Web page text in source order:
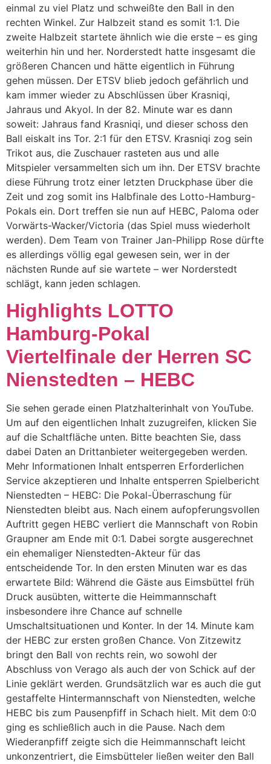
einmal zu viel Platz und schweißte den Ball in den
rechten Winkel. Zur Halbzeit stand es somit 1:1. Die
zweite Halbzeit startete ähnlich wie die erste – es ging
weiterhin hin und her. Norderstedt hatte insgesamt die
größeren Chancen und hätte eigentlich in Führung
gehen müssen. Der ETSV blieb jedoch gefährlich und
kam immer wieder zu Abschlüssen über Krasniqi,
Jahraus und Akyol. In der 82. Minute war es dann
soweit: Jahraus fand Krasniqi, und dieser schoss den
Ball eiskalt ins Tor. 2:1 für den ETSV. Krasniqi zog sein
Trikot aus, die Zuschauer rasteten aus und alle
Mitspieler versammelten sich um ihn. Der ETSV brachte
diese Führung trotz einer letzten Druckphase über die
Zeit und zog somit ins Halbfinale des Lotto-Hamburg-
Pokals ein. Dort treffen sie nun auf HEBC, Paloma oder
Vorwärts-Wacker/Victoria (das Spiel muss wiederholt
werden). Dem Team von Trainer Jan-Philipp Rose dürfte
es allerdings völlig egal gewesen sein, wer in der
nächsten Runde auf sie wartete – wer Norderstedt
schlägt, kann jeden schlagen.
Highlights LOTTO
Hamburg-Pokal
Viertelfinale der Herren SC
Nienstedten – HEBC
Sie sehen gerade einen Platzhalterinhalt von YouTube.
Um auf den eigentlichen Inhalt zuzugreifen, klicken Sie
auf die Schaltfläche unten. Bitte beachten Sie, dass
dabei Daten an Drittanbieter weitergegeben werden.
Mehr Informationen Inhalt entsperren Erforderlichen
Service akzeptieren und Inhalte entsperren Spielbericht
Nienstedten – HEBC: Die Pokal-Überraschung für
Nienstedten bleibt aus. Nach einem aufopferungsvollen
Auftritt gegen HEBC verliert die Mannschaft von Robin
Graupner am Ende mit 0:1. Dabei sorgte ausgerechnet
ein ehemaliger Nienstedten-Akteur für das
entscheidende Tor. In den ersten Minuten war es das
erwartete Bild: Während die Gäste aus Eimsbüttel früh
Druck ausübten, witterte die Heimmannschaft
insbesondere ihre Chance auf schnelle
Umschaltsituationen und Konter. In der 14. Minute kam
der HEBC zur ersten großen Chance. Von Zitzewitz
bringt den Ball von rechts rein, wo sowohl der
Abschluss von Verago als auch der von Schick auf der
Linie geklärt werden. Grundsätzlich war es auch die gut
gestaffelte Hintermannschaft von Nienstedten, welche
HEBC bis zum Pausenpfiff in Schach hielt. Mit dem 0:0
ging es schließlich auch in die Pause. Nach dem
Wiederanpfiff zeigte sich die Heimmannschaft leicht
unkonzentriert, die Eimsbütteler ließen weiter den Ball